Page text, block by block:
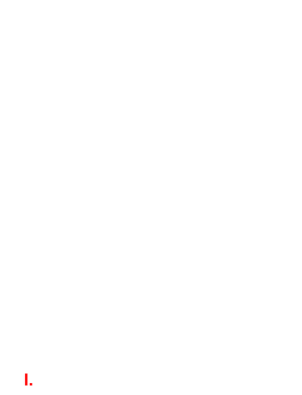
I.